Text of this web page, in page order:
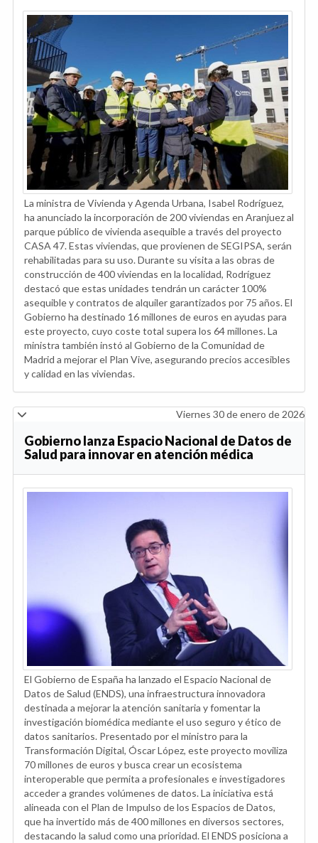
La ministra de Vivienda y Agenda Urbana, Isabel Rodríguez,
ha anunciado la incorporación de 200 viviendas en Aranjuez al
parque público de vivienda asequible a través del proyecto
CASA 47. Estas viviendas, que provienen de SEGIPSA, serán
rehabilitadas para su uso. Durante su visita a las obras de
construcción de 400 viviendas en la localidad, Rodríguez
destacó que estas unidades tendrán un carácter 100%
asequible y contratos de alquiler garantizados por 75 años. El
Gobierno ha destinado 16 millones de euros en ayudas para
este proyecto, cuyo coste total supera los 64 millones. La
ministra también instó al Gobierno de la Comunidad de
Madrid a mejorar el Plan Vive, asegurando precios accesibles
y calidad en las viviendas.
Viernes 30 de enero de 2026
Gobierno lanza Espacio Nacional de Datos de
Salud para innovar en atención médica
El Gobierno de España ha lanzado el Espacio Nacional de
Datos de Salud (ENDS), una infraestructura innovadora
destinada a mejorar la atención sanitaria y fomentar la
investigación biomédica mediante el uso seguro y ético de
datos sanitarios. Presentado por el ministro para la
Transformación Digital, Óscar López, este proyecto moviliza
70 millones de euros y busca crear un ecosistema
interoperable que permita a profesionales e investigadores
acceder a grandes volúmenes de datos. La iniciativa está
alineada con el Plan de Impulso de los Espacios de Datos,
que ha invertido más de 400 millones en diversos sectores,
destacando la salud como una prioridad. El ENDS posiciona a